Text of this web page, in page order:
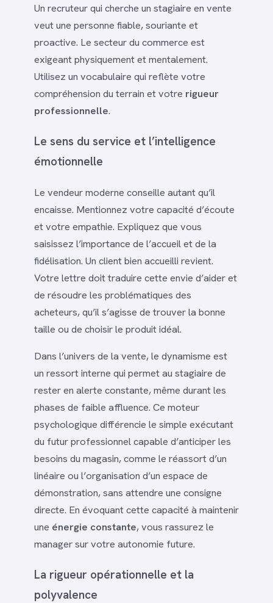
Un recruteur qui cherche un stagiaire en vente
veut une personne fiable, souriante et
proactive. Le secteur du commerce est
exigeant physiquement et mentalement.
Utilisez un vocabulaire qui reflète votre
compréhension du terrain et votre rigueur
professionnelle.
Le sens du service et l’intelligence
émotionnelle
Le vendeur moderne conseille autant qu’il
encaisse. Mentionnez votre capacité d’écoute
et votre empathie. Expliquez que vous
saisissez l’importance de l’accueil et de la
fidélisation. Un client bien accueilli revient.
Votre lettre doit traduire cette envie d’aider et
de résoudre les problématiques des
acheteurs, qu’il s’agisse de trouver la bonne
taille ou de choisir le produit idéal.
Dans l’univers de la vente, le dynamisme est
un ressort interne qui permet au stagiaire de
rester en alerte constante, même durant les
phases de faible affluence. Ce moteur
psychologique différencie le simple exécutant
du futur professionnel capable d’anticiper les
besoins du magasin, comme le réassort d’un
linéaire ou l’organisation d’un espace de
démonstration, sans attendre une consigne
directe. En évoquant cette capacité à maintenir
une énergie constante, vous rassurez le
manager sur votre autonomie future.
La rigueur opérationnelle et la
polyvalence